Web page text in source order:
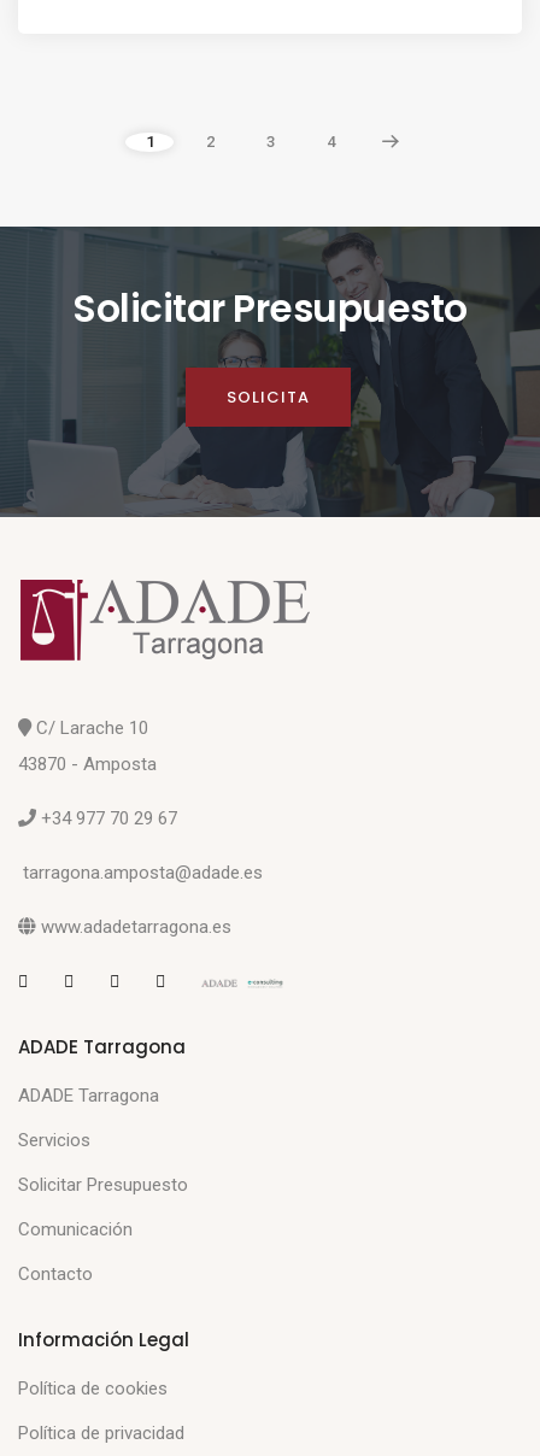
1 2 3 4
Solicitar Presupuesto
SOLICITA
C/ Larache 10
43870 - Amposta
+34 977 70 29 67
tarragona.amposta@adade.es
www.adadetarragona.es
ADADE Tarragona
ADADE Tarragona
Servicios
Solicitar Presupuesto
Comunicación
Contacto
Información Legal
Política de cookies
Política de privacidad